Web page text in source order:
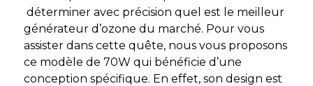
déterminer avec précision quel est le meilleur
générateur d’ozone du marché. Pour vous
assister dans cette quête, nous vous proposons
ce modèle de 70W qui bénéficie d’une
conception spécifique. En effet, son design est